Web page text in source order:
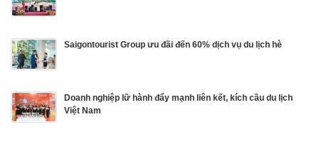
Saigontourist Group ưu đãi đến 60% dịch vụ du lịch hè
Doanh nghiệp lữ hành đẩy mạnh liên kết, kích cầu du lịch
Việt Nam